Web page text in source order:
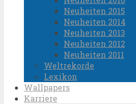
Neuheiten 2015
Neuheiten 2014
Neuheiten 2013
Neuheiten 2012
Neuheiten 2011
Weltrekorde
Lexikon
Wallpapers
Karriere